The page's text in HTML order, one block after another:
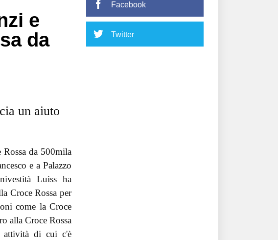
e
da
un aiuto
da 500mila
e a Palazzo
Luiss ha
Croce Rossa per
come la Croce
alla Croce Rossa
attività di cui c'è
Facebook
Twitter